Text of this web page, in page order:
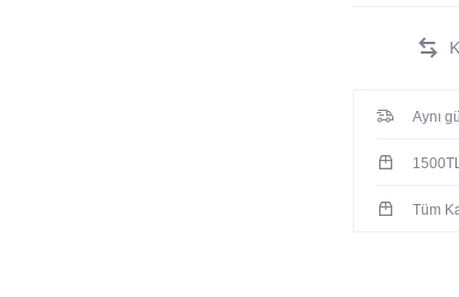
Aynı
Tüm